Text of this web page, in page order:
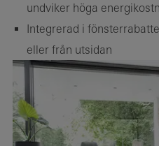
undviker höga
Integrerad i
eller från utsidan